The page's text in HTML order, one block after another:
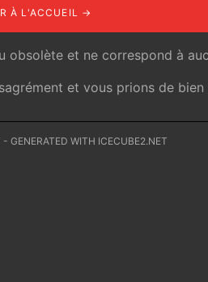
À L'ACCUEIL →
et ne correspond à
et vous prions de
- GENERATED WITH ICECUBE2.NET